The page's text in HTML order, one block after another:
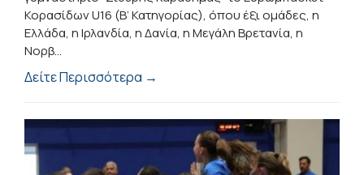
Κορασίδων U16 (B’ Κατηγορίας), όπου έξι ομάδες, η
Ελλάδα, η Ιρλανδία, η Δανία, η Μεγάλη Βρετανία, η
Νορβ...
Δείτε Περισσότερα →